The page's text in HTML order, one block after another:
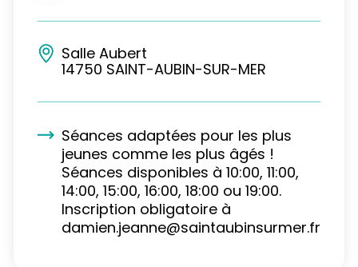
Salle Aubert
14750 SAINT-AUBIN-SUR-MER
Séances adaptées pour les plus
jeunes comme les plus âgés !
Séances disponibles à 10:00, 11:00,
14:00, 15:00, 16:00, 18:00 ou 19:00.
Inscription obligatoire à
damien.jeanne@saintaubinsurmer.fr